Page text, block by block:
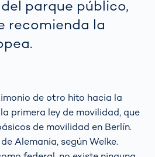
parque público,
recomienda la
de otro hito hacia la
primera ley de movilidad, que
de movilidad en Berlín.
Alemania, según Welke.